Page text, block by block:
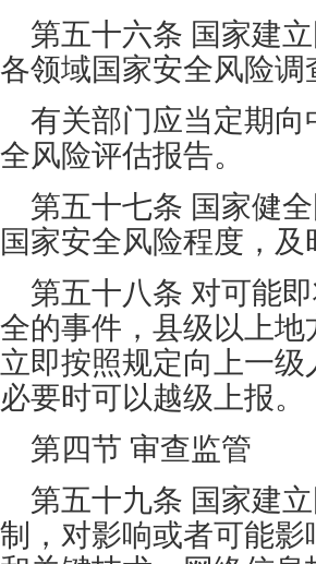
第五十六条 国家建
各领域国家安全风险调
有关部门应当定期向
全风险评估报告。
第五十七条 国家健
国家安全风险程度，
第五十八条 对可能
全的事件，县级以上
立即按照规定向上一
必要时可以越级上报。
第四节 审查监管
第五十九条 国家建
制，对影响或者可能